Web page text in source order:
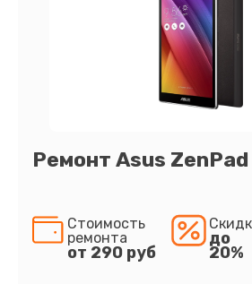
Ремонт Asus
Стоимость
ремонта
от 290 руб
до
20%